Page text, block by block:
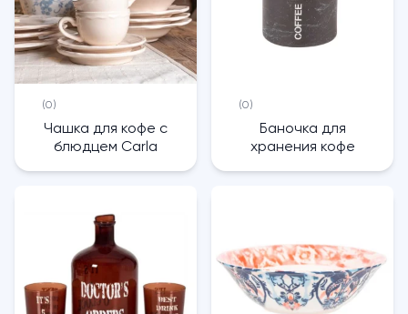
(0)
Чашка для кофе с
блюдцем Carla
(0)
Баночка для
хранения кофе